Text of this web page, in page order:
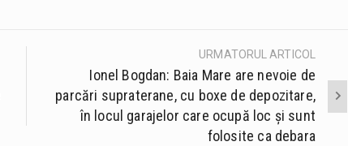
URMATORUL ARTICOL
Ionel Bogdan: Baia Mare are nevoie de
parcări supraterane, cu boxe de depozitare,
în locul garajelor care ocupă loc și sunt
folosite ca debara